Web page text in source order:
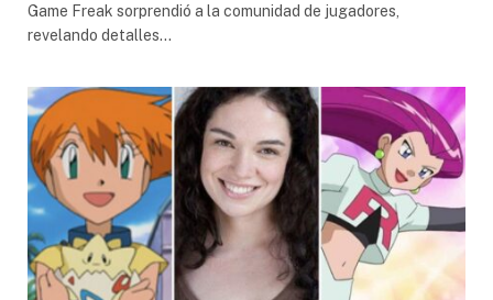
Game Freak sorprendió a la comunidad de jugadores,
revelando detalles…